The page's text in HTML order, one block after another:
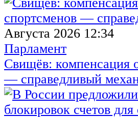
Августа 2026 12:34
Парламент
Свищёв: компенсация
— справедливый